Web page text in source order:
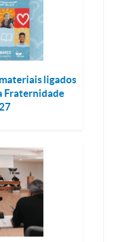
ligados
Fraternidade